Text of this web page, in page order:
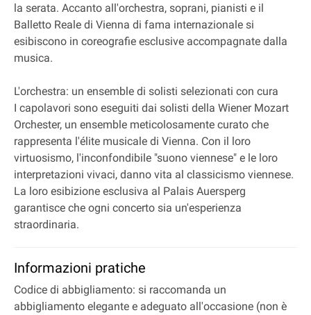
la serata. Accanto all'orchestra, soprani, pianisti e il
Balletto Reale di Vienna di fama internazionale si
esibiscono in coreografie esclusive accompagnate dalla
musica.
L'orchestra: un ensemble di solisti selezionati con cura
I capolavori sono eseguiti dai solisti della Wiener Mozart
Orchester, un ensemble meticolosamente curato che
rappresenta l'élite musicale di Vienna. Con il loro
virtuosismo, l'inconfondibile "suono viennese" e le loro
interpretazioni vivaci, danno vita al classicismo viennese.
La loro esibizione esclusiva al Palais Auersperg
garantisce che ogni concerto sia un'esperienza
straordinaria.
Informazioni pratiche
Codice di abbigliamento: si raccomanda un
abbigliamento elegante e adeguato all'occasione (non è